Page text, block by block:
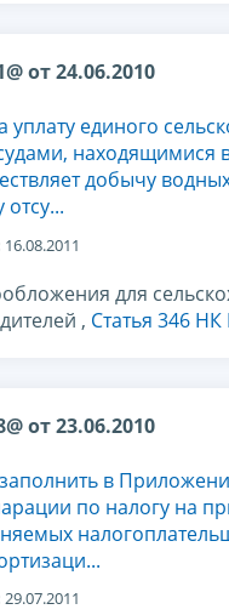
от 24.06.2010
единого
находящимися в
добычу
16.08.2011
для
, Статья 346
от 23.06.2010
в
по налогу на
29.07.2011